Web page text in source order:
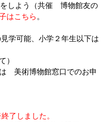
しよう（共催 博物館友の
はこちら。
可能、小学２年生以下は
）
術博物館窓口でのお申
了しました。